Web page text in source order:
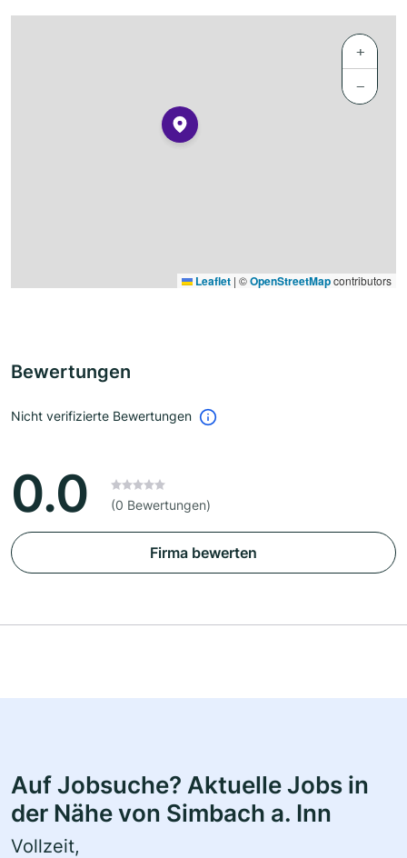
+
−
Leaflet | ©OpenStreetMapcontributors
Bewertungen
Nicht verifizierte Bewertungen
0.0 (0 Bewertungen)
Firma bewerten
Auf Jobsuche? Aktuelle Jobs in
der Nähe von Simbach a. Inn
Vollzeit,